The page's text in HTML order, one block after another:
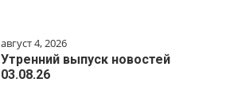
август 4, 2026
Утренний выпуск новостей
03.08.26